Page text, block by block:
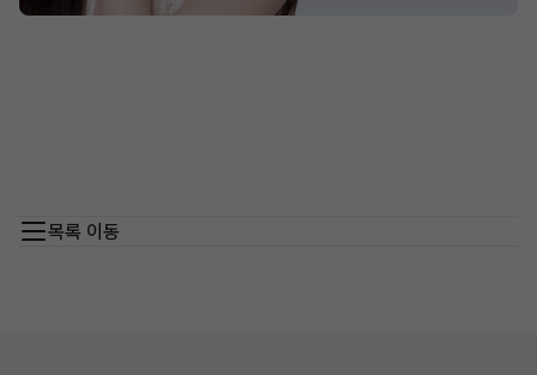
목록 이동